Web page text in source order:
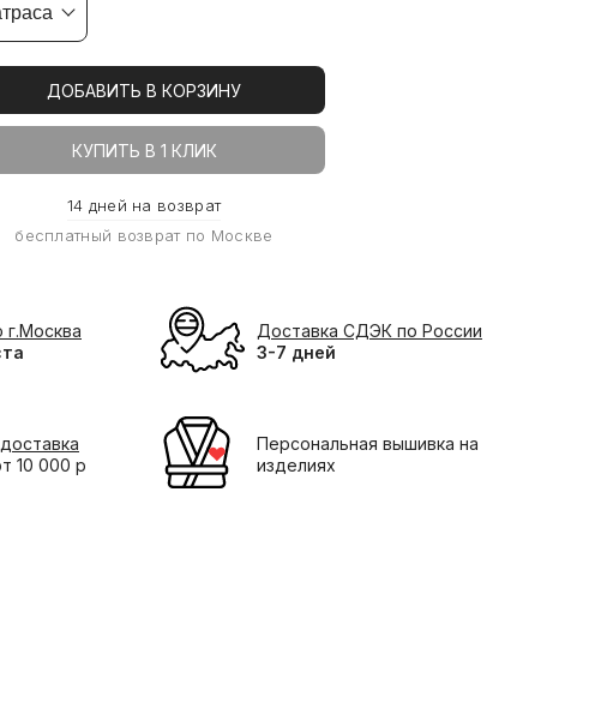
ДОБАВИТЬ В КОРЗИНУ
КУПИТЬ В 1 КЛИК
14 дней на возврат
бесплатный возврат по Москве
г.Москва
Доставка СДЭК по России
3-7 дней
10 000 р
Персональная вышивка на
изделиях